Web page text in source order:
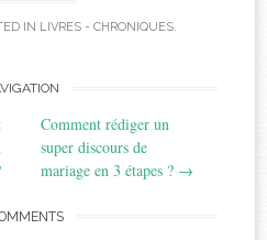
IN LIVRES - CHRONIQUES.
Comment rédiger un
super discours de
mariage en 3 étapes ? →